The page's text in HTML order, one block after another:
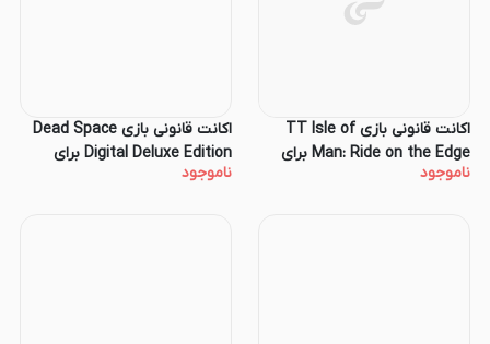
اکانت قانونی بازی TT Isle of
Man: Ride on the Edge برای
کنسول PS4 و PS5
ناموجود
اکانت قانونی بازی Dead Space
Digital Deluxe Edition برای
کنسول PS5
ناموجود